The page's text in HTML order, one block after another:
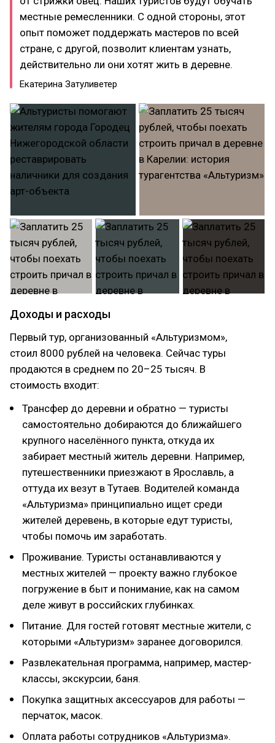
местные ремесленники. С одной стороны, этот
опыт поможет поддержать мастеров по всей
стране, с другой, позволит клиентам узнать,
действительно ли они хотят жить в деревне.
Екатерина Затуливетер
Доходы и расходы
Первый тур, организованный «Альтуризмом»,
стоил 8000 рублей на человека. Сейчас туры
продаются в среднем по 20–25 тысяч. В
стоимость входит:
Трансфер до деревни и обратно — туристы
самостоятельно добираются до ближайшего
крупного населённого пункта, откуда их
забирает местный житель деревни. Например,
путешественники приезжают в Ярославль, а
оттуда их везут в Тутаев. Водителей команда
«Альтуризма» принципиально ищет среди
жителей деревень, в которые едут туристы,
чтобы помочь им заработать.
Проживание. Туристы останавливаются у
местных жителей — проекту важно глубокое
погружение в быт и понимание, как на самом
деле живут в российских глубинках.
Питание. Для гостей готовят местные жители, с
которыми «Альтуризм» заранее договорился.
Развлекательная программа, например, мастер-
классы, экскурсии, баня.
Покупка защитных аксессуаров для работы —
перчаток, масок.
Оплата работы сотрудников «Альтуризма».